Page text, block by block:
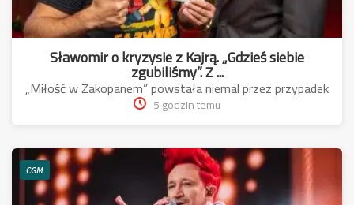
Sławomir o kryzysie z Kajrą. „Gdzieś siebie
zgubiliśmy”. Z ...
„Miłość w Zakopanem” powstała niemal przez przypadek
5 godzin temu
CGM